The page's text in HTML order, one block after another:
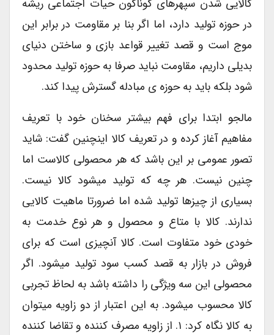
در حوزه تولید دارد، اما اگر بنا بر مقاومت در برابر این
موج است و قصد تغییر قواعد بازی و ساختن دنیای
بدیلی داریم، مقاومت نباید صرفا به حوزه تولید محدود
شود بلکه باید به حوزه ی مبادله گسترش پیدا کند.
مالجو ابتدا برای فهم بیشتر سخنان خود با تعریف
مفاهیم آغاز کرده و در تعریف کالا اینچنین گفت: شاید
تصور عمومی بر این باشد که هر محصولی کالاست اما
چنین نیست. هر چه که تولید میشود کالا نیست.
بسیاری از چیزها تولید شده اما ضرورتا ماهیت کالایی
ندارند. کالا با متاع و محصول و هر نوع خدمت به
خودی خود متفاوت است. کالا آنچیزی است که برای
فروش در بازار به قصد کسب سود تولید میشود. اگر
محصولی این سه ویژگی را داشته باشد به لحاظ تجربی
کالا محسوب میشود. به این اعتبار از دو زاویه میتوان
به کالا نگاه کرد: ۱. از زاویه مصرف کننده و تقاضا کننده